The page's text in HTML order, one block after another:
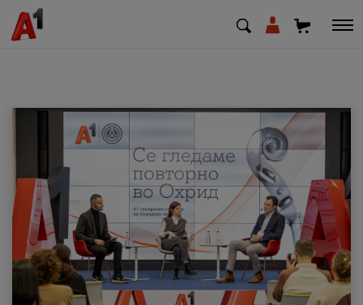
МК SQ
Приватни Деловни
Поддршка